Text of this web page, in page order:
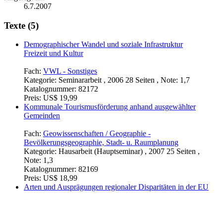
6.7.2007
Texte (5)
Demographischer Wandel und soziale Infrastruktur
Freizeit und Kultur
Fach: VWL - Sonstiges
Kategorie: Seminararbeit , 2006 28 Seiten , Note: 1,7
Katalognummer: 82172
Preis: US$ 19,99
Kommunale Tourismusförderung anhand ausgewählter
Gemeinden
Fach: Geowissenschaften / Geographie -
Bevölkerungsgeographie, Stadt- u. Raumplanung
Kategorie: Hausarbeit (Hauptseminar) , 2007 25 Seiten ,
Note: 1,3
Katalognummer: 82169
Preis: US$ 18,99
Arten und Ausprägungen regionaler Disparitäten in der EU